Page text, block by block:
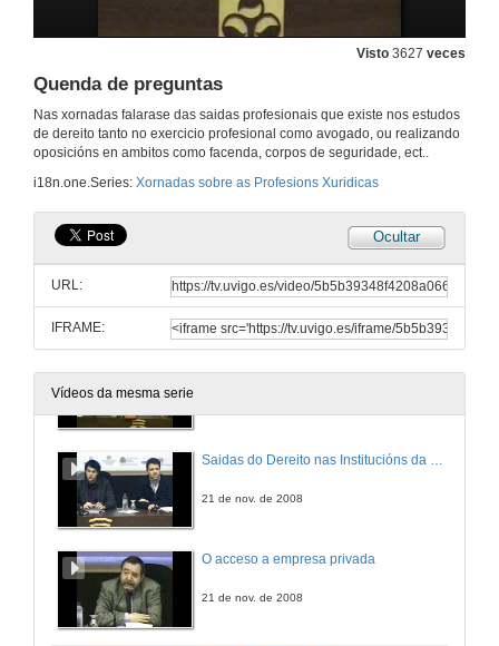
Visto 3627 veces
Quenda de preguntas
Nas xornadas falarase das saidas profesionais que existe nos estudos
de dereito tanto no exercicio profesional como avogado, ou realizando
oposicións en ambitos como facenda, corpos de seguridade, ect..
i18n.one.Series: Xornadas sobre as Profesions Xuridicas
Ocultar
URL:
IFRAME:
Vídeos da mesma serie
Como afrontar unha oposición. Parte II:
Quenda de preguntas
20 de nov. de 2008
21 de nov. de 2008
O acceso a empresa privada
21 de nov. de 2008